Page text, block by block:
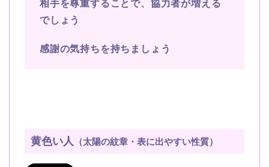
相手を尊重することで、協力者が増える
でしょう
感謝の気持ちを持ちましょう
黄色い人 （太陽の紋章・表に出やすい性質）